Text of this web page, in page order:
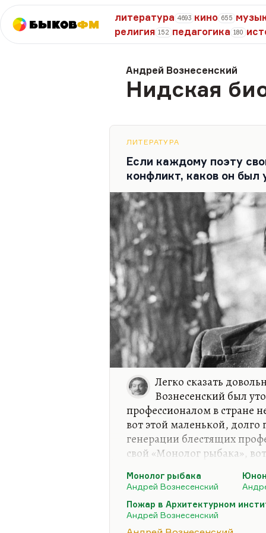
БыковФМ
литература 4693 кино 655
религия 152 педагогика 180
Андрей Вознесенский
Нидская
ЛИТЕРАТУРА
Если каждому поэту
конфликт, каков он был
Легко сказать
Вознесенский был
профессионалом в стране
вот этой маленькой,
генерации блестящих
свой «Монолог рыбака»,
Он шел и смеялся щурко,
Дрожал маяк вдалеке —
Он вспыхивал, как чешуйка
У полночи на щеке.
Монолог рыбака
Андрей Вознесенский
Пожар в Архитектурном
Андрей Вознесенский